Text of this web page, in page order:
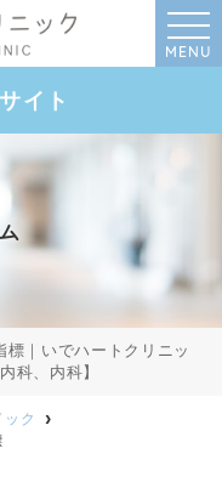
MENU
イト
｜いでハートクリニッ
科、内科】
ク